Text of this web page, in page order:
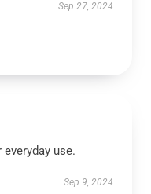
Sep 27, 2024
use.
Sep 9, 2024